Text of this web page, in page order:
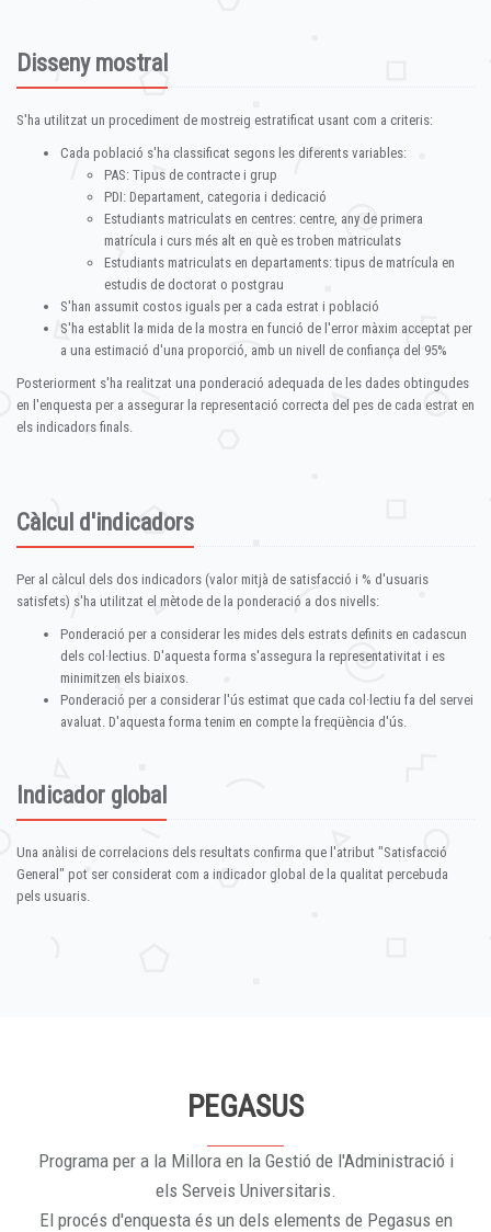
Disseny mostral
S'ha utilitzat un procediment de mostreig estratificat usant com a criteris:
Cada població s'ha classificat segons les diferents variables:
PAS: Tipus de contracte i grup
PDI: Departament, categoria i dedicació
Estudiants matriculats en centres: centre, any de primera
matrícula i curs més alt en què es troben matriculats
Estudiants matriculats en departaments: tipus de matrícula en
estudis de doctorat o postgrau
S'han assumit costos iguals per a cada estrat i població
S'ha establit la mida de la mostra en funció de l'error màxim acceptat per
a una estimació d'una proporció, amb un nivell de confiança del 95%
Posteriorment s'ha realitzat una ponderació adequada de les dades obtingudes
en l'enquesta per a assegurar la representació correcta del pes de cada estrat en
els indicadors finals.
Càlcul d'indicadors
Per al càlcul dels dos indicadors (valor mitjà de satisfacció i % d'usuaris
satisfets) s'ha utilitzat el mètode de la ponderació a dos nivells:
Ponderació per a considerar les mides dels estrats definits en cadascun
dels col·lectius. D'aquesta forma s'assegura la representativitat i es
minimitzen els biaixos.
Ponderació per a considerar l'ús estimat que cada col·lectiu fa del servei
avaluat. D'aquesta forma tenim en compte la freqüència d'ús.
Indicador global
Una anàlisi de correlacions dels resultats confirma que l'atribut "Satisfacció
General" pot ser considerat com a indicador global de la qualitat percebuda
pels usuaris.
PEGASUS
Programa per a la Millora en la Gestió de l'Administració i
els Serveis Universitaris.
El procés d'enquesta és un dels elements de Pegasus en